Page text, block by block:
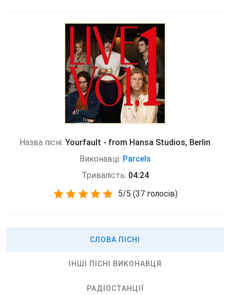
Назва пісні: Yourfault - from Hansa Studios, Berlin
Виконавці: Parcels
Тривалість: 04:24
5/5 (37 голосів)
СЛОВА ПІСНІ
ІНШІ ПІСНІ ВИКОНАВЦЯ
РАДІОСТАНЦІЇ